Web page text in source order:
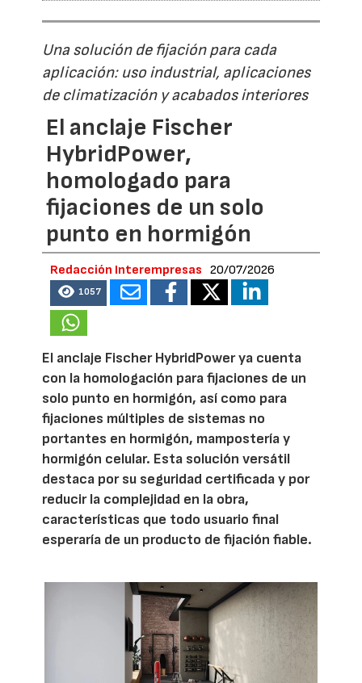
Una solución de fijación para cada
aplicación: uso industrial, aplicaciones
de climatización y acabados interiores
El anclaje Fischer
HybridPower,
homologado para
fijaciones de un solo
punto en hormigón
Redacción Interempresas 20/07/2026
1057
El anclaje Fischer HybridPower ya cuenta
con la homologación para fijaciones de un
solo punto en hormigón, así como para
fijaciones múltiples de sistemas no
portantes en hormigón, mampostería y
hormigón celular. Esta solución versátil
destaca por su seguridad certificada y por
reducir la complejidad en la obra,
características que todo usuario final
esperaría de un producto de fijación fiable.